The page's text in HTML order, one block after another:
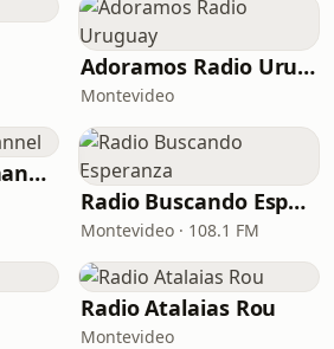
Adoramos Radio Uruguay
Montevideo
Radio Atalaias Channel
Radio Buscando Esperanza
Montevideo · 108.1 FM
Radio Atalaias Rou
Montevideo